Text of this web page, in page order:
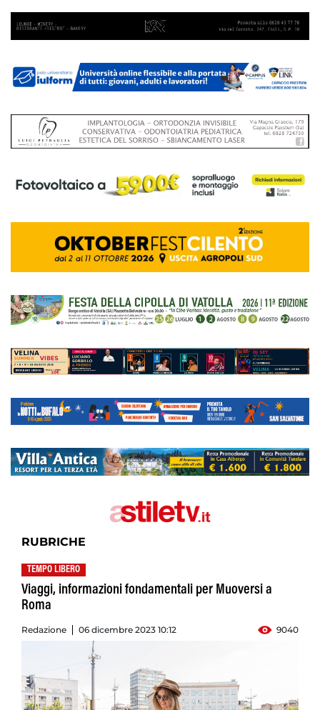
RUBRICHE
TEMPO LIBERO
Viaggi, informazioni fondamentali per Muoversi a
Roma
Redazione 06 dicembre 2023 10:12 9040